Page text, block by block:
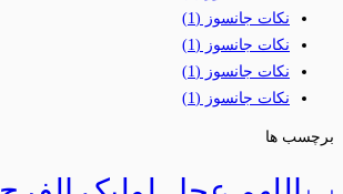
نکات جانسوز (1)
نکات جانسوز (1)
نکات جانسوز (1)
نکات جانسوز (1)
برچسب ها